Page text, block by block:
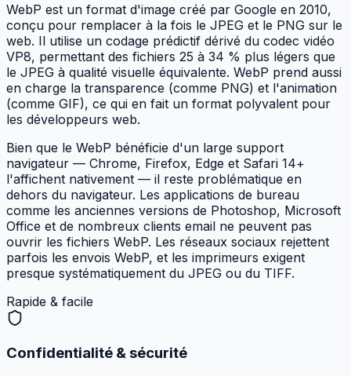
WebP est un format d'image créé par Google en 2010,
conçu pour remplacer à la fois le JPEG et le PNG sur le
web. Il utilise un codage prédictif dérivé du codec vidéo
VP8, permettant des fichiers 25 à 34 % plus légers que
le JPEG à qualité visuelle équivalente. WebP prend aussi
en charge la transparence (comme PNG) et l'animation
(comme GIF), ce qui en fait un format polyvalent pour
les développeurs web.
Bien que le WebP bénéficie d'un large support
navigateur — Chrome, Firefox, Edge et Safari 14+
l'affichent nativement — il reste problématique en
dehors du navigateur. Les applications de bureau
comme les anciennes versions de Photoshop, Microsoft
Office et de nombreux clients email ne peuvent pas
ouvrir les fichiers WebP. Les réseaux sociaux rejettent
parfois les envois WebP, et les imprimeurs exigent
presque systématiquement du JPEG ou du TIFF.
Rapide & facile
Confidentialité & sécurité